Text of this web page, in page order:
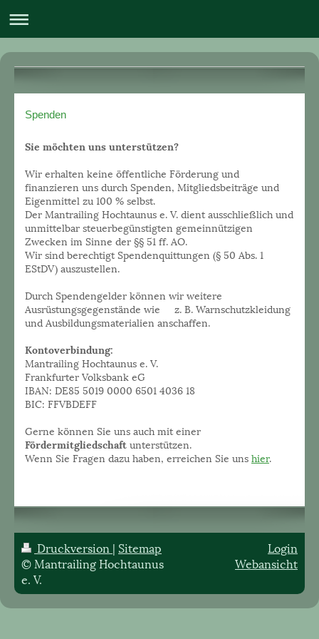
Spenden
Sie möchten uns unterstützen?
Wir erhalten keine öffentliche Förderung und
finanzieren uns durch Spenden, Mitgliedsbeiträge und
Eigenmittel zu 100 % selbst.
Der Mantrailing Hochtaunus e. V. dient ausschließlich und
unmittelbar steuerbegünstigten gemeinnützigen
Zwecken im Sinne der §§ 51 ff. AO.
Wir sind berechtigt Spendenquittungen (§ 50 Abs. 1
EStDV) auszustellen.
Durch Spendengelder können wir weitere
Ausrüstungsgegenstände wie z. B. Warnschutzkleidung
und Ausbildungsmaterialien anschaffen.
Kontoverbindung:
Mantrailing Hochtaunus e. V.
Frankfurter Volksbank eG
IBAN: DE85 5019 0000 6501 4036 18
BIC: FFVBDEFF
Gerne können Sie uns auch mit einer
Fördermitgliedschaftunterstützen.
Wenn Sie Fragen dazu haben, erreichen Sie unshier.
Druckversion | Sitemap
© Mantrailing Hochtaunus
e. V.
Login
Webansicht